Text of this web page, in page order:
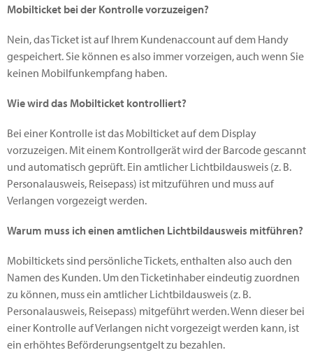
Mobilticket bei der Kontrolle vorzuzeigen?
Nein, das Ticket ist auf Ihrem Kundenaccount auf dem Handy
gespeichert. Sie können es also immer vorzeigen, auch wenn Sie
keinen Mobilfunkempfang haben.
Wie wird das Mobilticket kontrolliert?
Bei einer Kontrolle ist das Mobilticket auf dem Display
vorzuzeigen. Mit einem Kontrollgerät wird der Barcode gescannt
und automatisch geprüft. Ein amtlicher Lichtbildausweis (z. B.
Personalausweis, Reisepass) ist mitzuführen und muss auf
Verlangen vorgezeigt werden.
Warum muss ich einen amtlichen Lichtbildausweis mitführen?
Mobiltickets sind persönliche Tickets, enthalten also auch den
Namen des Kunden. Um den Ticketinhaber eindeutig zuordnen
zu können, muss ein amtlicher Lichtbildausweis (z. B.
Personalausweis, Reisepass) mitgeführt werden. Wenn dieser bei
einer Kontrolle auf Verlangen nicht vorgezeigt werden kann, ist
ein erhöhtes Beförderungsentgelt zu bezahlen.